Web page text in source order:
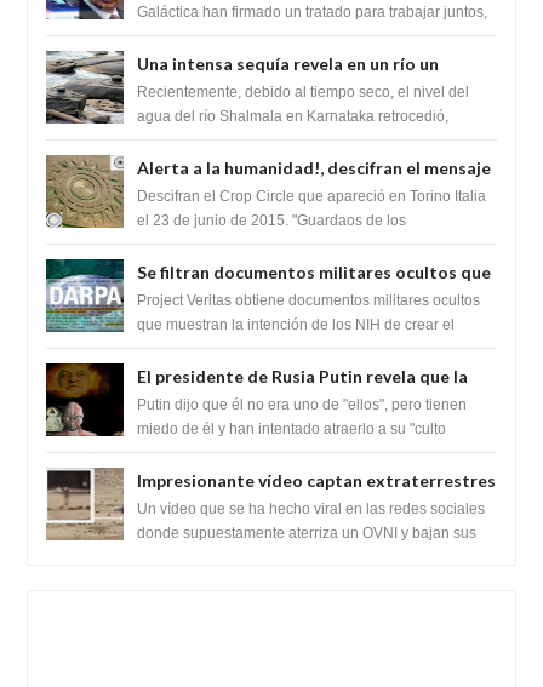
tratado para acabar con los Sionistas?
Galáctica han firmado un tratado para trabajar juntos,
Una intensa sequía revela en un río un
impresionante hallazgo de miles de Shiva
Lingas
Recientemente, debido al tiempo seco, el nivel del
agua del río Shalmala en Karnataka retrocedió,
Alerta a la humanidad!, descifran el mensaje
del Crop Circle de Torino ,Italia
Descifran el Crop Circle que apareció en Torino Italia
el 23 de junio de 2015. "Guardaos de los
Se filtran documentos militares ocultos que
muestran la intención de los NIH de crear el
SARS-CoV-2, utilizando la investigación de
Project Veritas obtiene documentos militares ocultos
que muestran la intención de los NIH de crear el
El presidente de Rusia Putin revela que la
clase dominante en el mundo son los
híbridos reptiles
Putin dijo que él no era uno de "ellos", pero tienen
miedo de él y han intentado atraerlo a su "culto
Impresionante vídeo captan extraterrestres
bajando de un OVNI en Arabia Saudita
Un vídeo que se ha hecho viral en las redes sociales
donde supuestamente aterriza un OVNI y bajan sus